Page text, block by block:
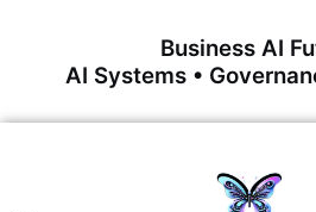
Business AI
AI Systems •